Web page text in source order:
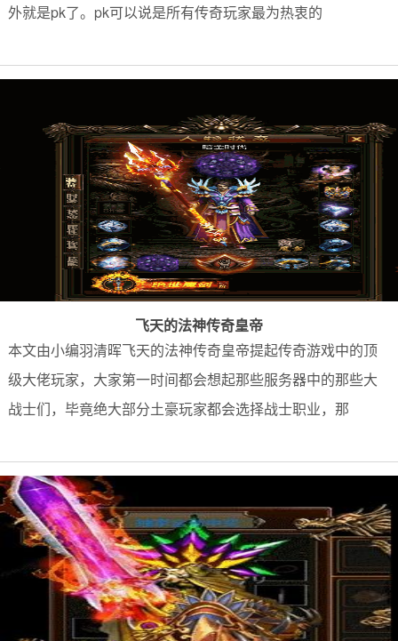
外就是pk了。pk可以说是所有传奇玩家最为热衷的
飞天的法神传奇皇帝
本文由小编羽清晖飞天的法神传奇皇帝提起传奇游戏中的顶
级大佬玩家，大家第一时间都会想起那些服务器中的那些大
战士们，毕竟绝大部分土豪玩家都会选择战士职业，那